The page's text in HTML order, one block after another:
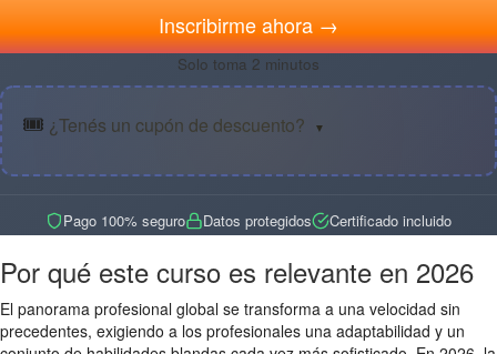
Inscribirme ahora →
Solo toma 2 minutos
🎟️ ¿Tenés un cupón de descuento? ▼
Pago 100% seguro Datos protegidos Certificado incluido
Por qué este curso es relevante en 2026
El panorama profesional global se transforma a una velocidad sin
precedentes, exigiendo a los profesionales una adaptabilidad y un